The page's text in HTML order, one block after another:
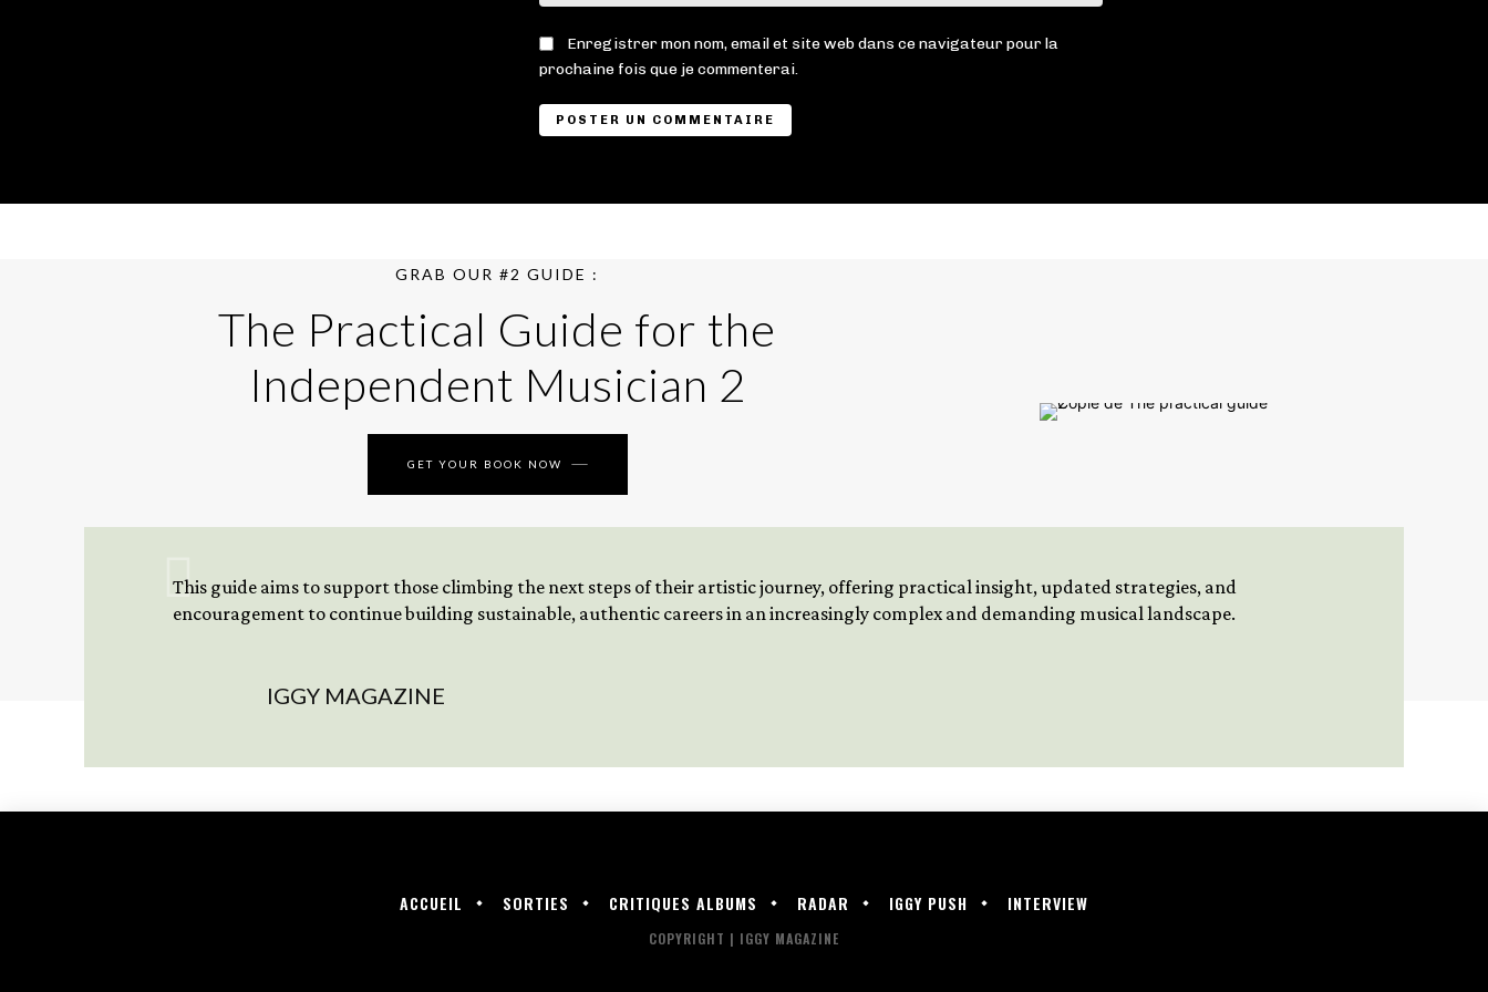
Enregistrer mon nom, email et site web dans ce navigateur pour la
prochaine fois que je commenterai.
GRAB OUR #2 GUIDE :
The Practical Guide for the
Independent Musician 2
GET YOUR BOOK NOW
This guide aims to support those climbing the next steps of their artistic journey, offering practical insight, updated strategies, and
encouragement to continue building sustainable, authentic careers in an increasingly complex and demanding musical landscape.
IGGY MAGAZINE
ACCUEIL SORTIES CRITIQUES ALBUMS RADAR IGGY PUSH INTERVIEW
COPYRIGHT | IGGY MAGAZINE